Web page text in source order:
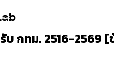
บ กทม. 2516-2569